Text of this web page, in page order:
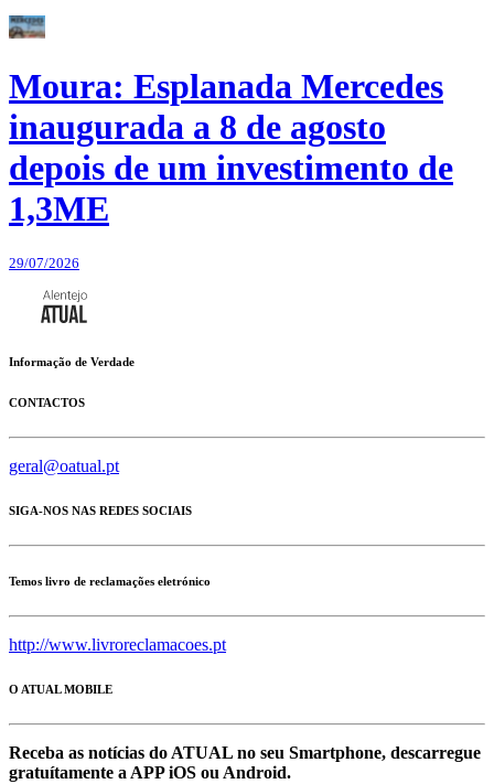
Moura: Esplanada Mercedes
inaugurada a 8 de agosto
depois de um investimento de
1,3ME
29/07/2026
Informação de Verdade
CONTACTOS
geral@oatual.pt
SIGA-NOS NAS REDES SOCIAIS
Temos livro de reclamações eletrónico
http://www.livroreclamacoes.pt
O ATUAL MOBILE
Receba as notícias do ATUAL no seu Smartphone, descarregue
gratuítamente a APP iOS ou Android.